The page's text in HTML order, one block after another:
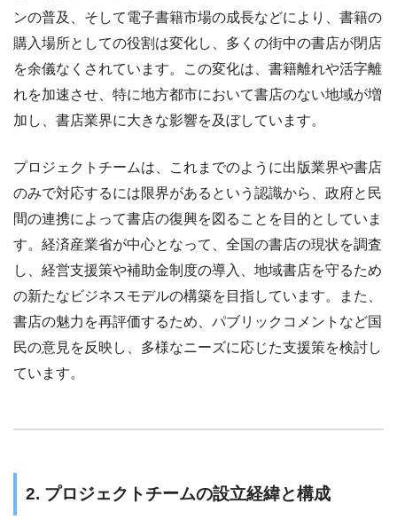
ンの普及、そして電子書籍市場の成長などにより、書籍の
購入場所としての役割は変化し、多くの街中の書店が閉店
を余儀なくされています。この変化は、書籍離れや活字離
れを加速させ、特に地方都市において書店のない地域が増
加し、書店業界に大きな影響を及ぼしています。
プロジェクトチームは、これまでのように出版業界や書店
のみで対応するには限界があるという認識から、政府と民
間の連携によって書店の復興を図ることを目的としていま
す。経済産業省が中心となって、全国の書店の現状を調査
し、経営支援策や補助金制度の導入、地域書店を守るため
の新たなビジネスモデルの構築を目指しています。また、
書店の魅力を再評価するため、パブリックコメントなど国
民の意見を反映し、多様なニーズに応じた支援策を検討し
ています。
2. プロジェクトチームの設立経緯と構成